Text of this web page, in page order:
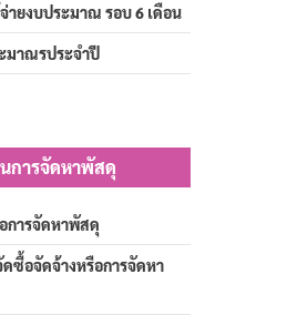
ายงบประมาณ รอบ 6 เดือน
มาณรประจำปี
การจัดหาพัสดุ
การจัดหาพัสดุ
ซื้อจัดจ้างหรือการจัดหา